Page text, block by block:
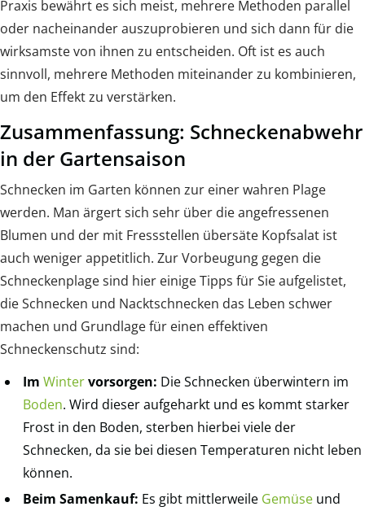
Praxis bewährt es sich meist, mehrere Methoden parallel
oder nacheinander auszuprobieren und sich dann für die
wirksamste von ihnen zu entscheiden. Oft ist es auch
sinnvoll, mehrere Methoden miteinander zu kombinieren,
um den Effekt zu verstärken.
Zusammenfassung: Schneckenabwehr
in der Gartensaison
Schnecken im Garten können zur einer wahren Plage
werden. Man ärgert sich sehr über die angefressenen
Blumen und der mit Fressstellen übersäte Kopfsalat ist
auch weniger appetitlich. Zur Vorbeugung gegen die
Schneckenplage sind hier einige Tipps für Sie aufgelistet,
die Schnecken und Nacktschnecken das Leben schwer
machen und Grundlage für einen effektiven
Schneckenschutz sind:
Im Wintervorsorgen: Die Schnecken überwintern im
Boden. Wird dieser aufgeharkt und es kommt starker
Frost in den Boden, sterben hierbei viele der
Schnecken, da sie bei diesen Temperaturen nicht leben
können.
Beim Samenkauf: Es gibt mittlerweile Gemüse und